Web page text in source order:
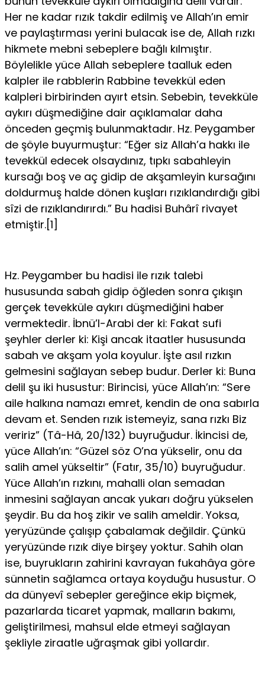
Her ne ka­dar rızık takdir edilmiş ve Allah’ın emir
ve paylaştırması yerini bulacak ise de, Allah rızkı
hikmete mebni sebeplere bağlı kılmıştır.
Böylelikle yüce Al­lah sebeplere taalluk eden
kalpler ile rabblerin Rabbine tevekkül eden
kalpleri birbirinden ayırt etsin. Sebebin, tevekküle
aykırı düşmediğine dair açıklamalar daha
önceden geçmiş bulunmaktadır. Hz. Peygamber
de şöyle buyurmuştur: “Eğer siz Allah’a hakkı ile
tevekkül edecek olsaydınız, tıpkı sa­bahleyin
kursağı boş ve aç gidip de akşamleyin kursağını
doldurmuş halde dönen kuşları rızıklandırdığı gibi
sîzi de rızıklandırırdı.” Bu hadisi Buhârî ri­vayet
etmiştir.[1]
Hz. Peygamber bu hadisi ile rızık talebi
hususunda sabah gidip öğleden sonra çıkışın
gerçek tevekküle aykırı düşmediğini haber
vermektedir. İbnü’l-Arabi der ki: Fakat sufi
şeyhler derler ki: Kişi ancak itaatler hususunda
sa­bah ve akşam yola koyulur. İşte asıl rızkın
gelmesini sağlayan sebep budur. Derler ki: Buna
delil şu iki husustur: Birincisi, yüce Allah’ın: “Sere
aile hal­kına namazı emret, kendin de ona sabırla
devam et. Senden rızık istemeyiz, sana rızkı Biz
veririz” (Tâ-Hâ, 20/132) buyruğudur. İkincisi de,
yüce Allah’ın: “Güzel söz O’na yükselir, onu da
salih amel yükseltir” (Fatır, 35/10) buyru­ğudur.
Yüce Allah’ın rızkını, mahalli olan semadan
inmesini sağlayan ancak yukarı doğru yükselen
şeydir. Bu da hoş zikir ve salih ameldir. Yoksa,
yer­yüzünde çalışıp çabalamak değildir. Çünkü
yeryüzünde rızık diye birşey yoktur. Sahih olan
ise, buyrukların zahirini kavrayan fukahâya göre
sünnetin sağ­lamca ortaya koyduğu husustur. O
da dünyevî sebepler gereğince ekip biçmek,
pazarlarda ticaret yapmak, malların bakımı,
geliştirilmesi, mahsul elde etmeyi sağlayan
şekliyle ziraatle uğraşmak gibi yollardır.